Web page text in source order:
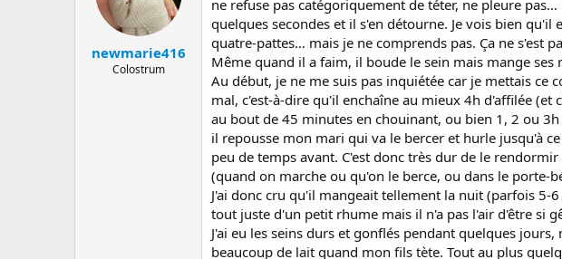
p
b
newmarie416
Colostrum
ne refuse pas catégoriquement de téter, ne pleure
quelques secondes et il s'en détourne. Je vois bien
quatre-pattes… mais je ne comprends pas. Ça ne s'est
Même quand il a faim, il boude le sein mais mange
Au début, je ne me suis pas inquiétée car je mettais
mal, c'est-à-dire qu'il enchaîne au mieux 4h d'affilée
au bout de 45 minutes en chouinant, ou bien 1, 2 ou
il repousse mon mari qui va le bercer et hurle jusqu'à
peu de temps avant. C'est donc très dur de le
(quand on marche ou qu'on le berce, ou dans le porte-
J'ai donc cru qu'il mangeait tellement la nuit (parfois
tout juste d'un petit rhume mais il n'a pas l'air d'être si
J'ai eu les seins durs et gonflés pendant quelques
beaucoup de lait quand mon fils tète. Tout au plus